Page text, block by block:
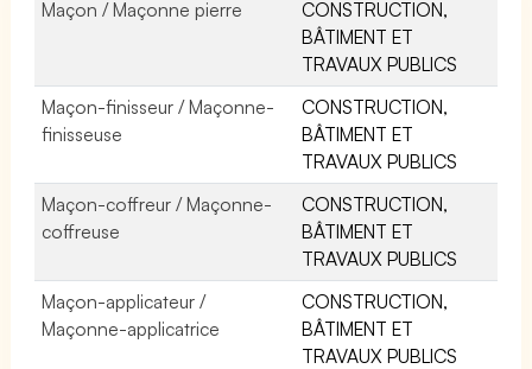
Maçon / Maçonne pierre
CONSTRUCTION,
BÂTIMENT ET
TRAVAUX PUBLICS
Maçon-finisseur / Maçonne-
finisseuse
CONSTRUCTION,
BÂTIMENT ET
TRAVAUX PUBLICS
Maçon-coffreur / Maçonne-
coffreuse
CONSTRUCTION,
BÂTIMENT ET
TRAVAUX PUBLICS
Maçon-applicateur /
Maçonne-applicatrice
CONSTRUCTION,
BÂTIMENT ET
TRAVAUX PUBLICS